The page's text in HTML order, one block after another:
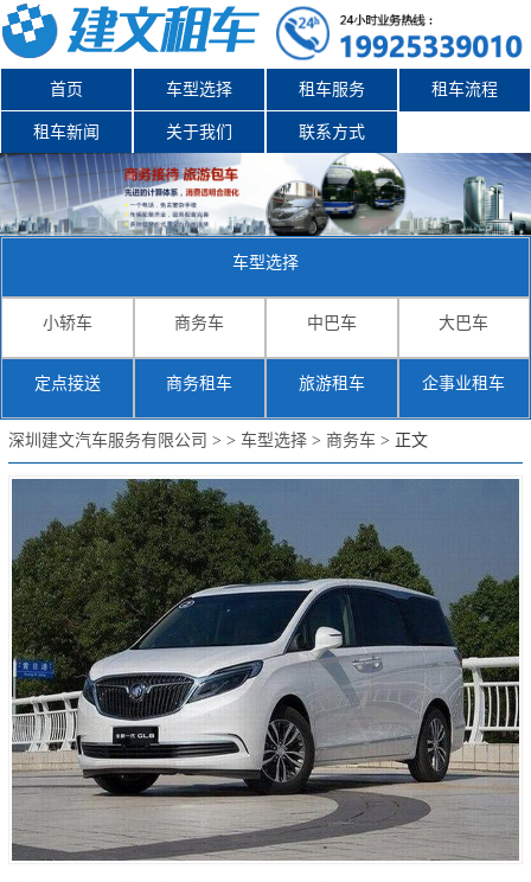
首页 车型选择 租车服务 租车流程
租车新闻 关于我们 联系方式
车型选择
小轿车 商务车 中巴车 大巴车
定点接送 商务租车 旅游租车 企事业租车
深圳建文汽车服务有限公司 > > 车型选择> 商务车> 正文